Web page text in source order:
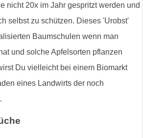
nicht 20x im Jahr gespritzt werden und
selbst zu schützen. Dieses 'Urobst'
Baumschulen wenn man
und solche Apfelsorten pflanzen
Du vielleicht bei einem Biomarkt
eines Landwirts der noch